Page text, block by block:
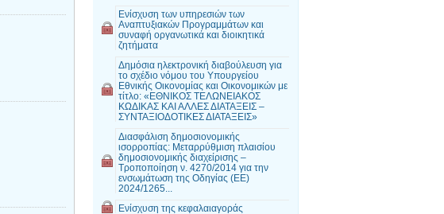
Ενίσχυση των υπηρεσιών των
Αναπτυξιακών Προγραμμάτων και
συναφή οργανωτικά και διοικητικά
ζητήματα
Δημόσια ηλεκτρονική διαβούλευση για
το σχέδιο νόμου του Υπουργείου
Εθνικής Οικονομίας και Οικονομικών με
τίτλο: «ΕΘΝΙΚΟΣ ΤΕΛΩΝΕΙΑΚΟΣ
ΚΩΔΙΚΑΣ ΚΑΙ ΑΛΛΕΣ ΔΙΑΤΑΞΕΙΣ –
ΣΥΝΤΑΞΙΟΔΟΤΙΚΕΣ ΔΙΑΤΑΞΕΙΣ»
Διασφάλιση δημοσιονομικής
ισορροπίας: Μεταρρύθμιση πλαισίου
δημοσιονομικής διαχείρισης –
Τροποποίηση ν. 4270/2014 για την
ενσωμάτωση της Οδηγίας (ΕΕ)
2024/1265...
Ενίσχυση της κεφαλαιαγοράς